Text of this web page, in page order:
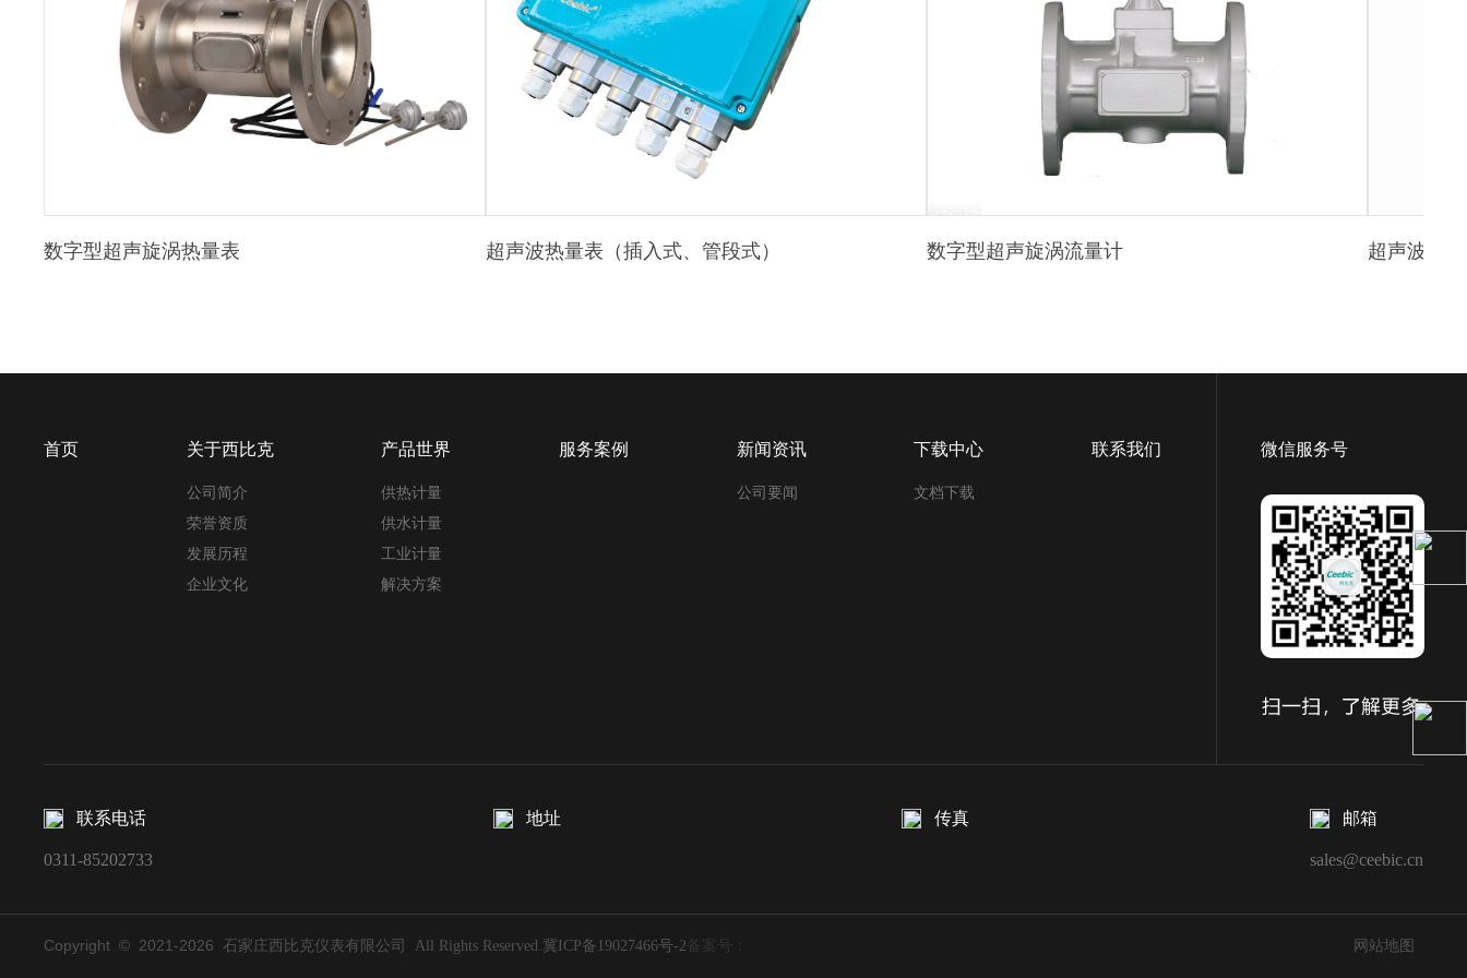
数字型超声旋涡热量表 超声波热量表（插入式、管段式） 数字型超声旋涡流量计 超声波热
首页 关于西比克
公司简介
荣誉资质
发展历程
企业文化
产品世界
供热计量
供水计量
工业计量
解决方案
服务案例 新闻资讯
公司要闻
下载中心
文档下载
联系我们 微信服务号
联系电话
0311-85202733
地址 传真 邮箱
sales@ceebic.cn
Copyright © 2021-2026 石家庄西比克仪表有限公司 All Rights Reserved. 备案号：
冀ICP备19027466号-2 网站地图